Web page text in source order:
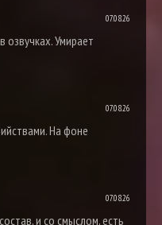
07.08.26
озвучках. Умирает
07.08.26
На фоне
07.08.26
и со смыслом, есть